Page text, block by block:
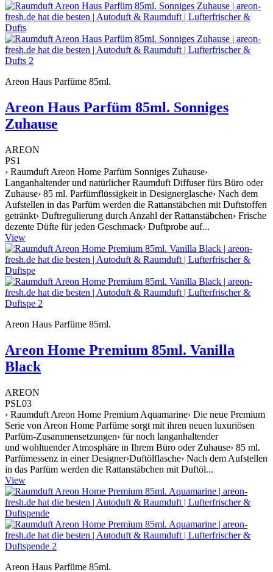
Areon Haus Parfüme 85ml.
Areon Haus Parfüm 85ml. Sonniges
Zuhause
AREON
PS1
› Raumduft Areon Home Parfüm Sonniges Zuhause›
Langanhaltender und natürlicher Raumduft Diffuser fürs Büro oder
Zuhause› 85 ml. Parfümflüssigkeit in Designerglasche› Nach dem
Aufstellen in das Parfüm werden die Rattanstäbchen mit Duftstoffen
getränkt› Duftregulierung durch Anzahl der Rattanstäbchen› Frische
dezente Düfte für jeden Geschmack› Duftprobe auf...
View
Areon Haus Parfüme 85ml.
Areon Home Premium 85ml. Vanilla
Black
AREON
PSL03
› Raumduft Areon Home Premium Aquamarine› Die neue Premium
Serie von Areon Home Parfüme sorgt mit ihren neuen luxuriösen
Parfüm-Zusammensetzungen› für noch langanhaltender
und wohltuender Atmosphäre in Ihrem Büro oder Zuhause› 85 ml.
Parfümessenz in einer Designer›Duftölflasche› Nach dem Aufstellen
in das Parfüm werden die Rattanstäbchen mit Duftöl...
View
Areon Haus Parfüme 85ml.